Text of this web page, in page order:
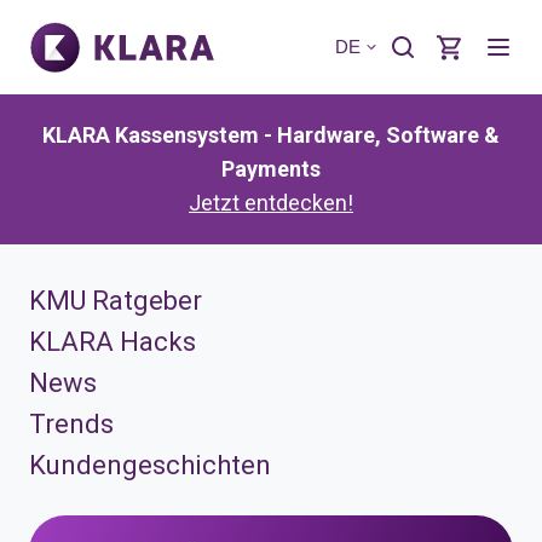
DE
KLARA Kassensystem - Hardware, Software &
Payments
Jetzt entdecken!
KMU Ratgeber
KLARA Hacks
News
Trends
Kundengeschichten